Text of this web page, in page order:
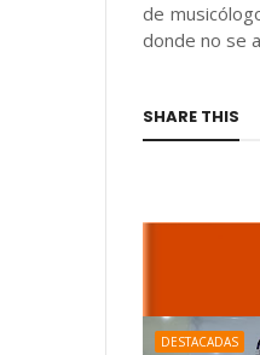
de
donde no se
SHARE THIS
DESTACADAS